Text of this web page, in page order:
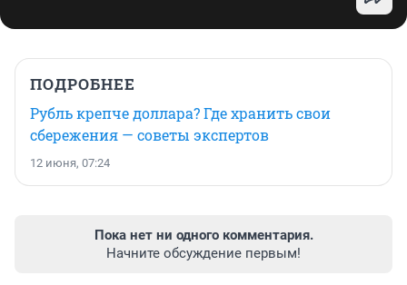
ПОДРОБНЕЕ
Рубль крепче доллара? Где хранить свои
сбережения — советы экспертов
12 июня, 07:24
Пока нет ни одного комментария.
Начните обсуждение первым!